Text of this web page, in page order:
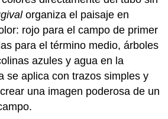
organiza el paisaje en
rojo para el campo de primer
para el término medio, árboles
azules y agua en la
se aplica con trazos simples y
una imagen poderosa de un